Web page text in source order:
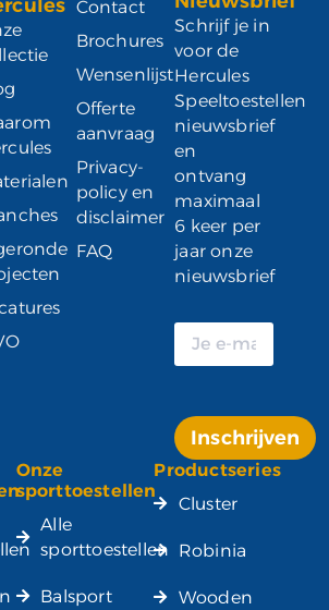
Contact
Brochures
Wensenlijst
Offerte
aanvraag
Privacy-
policy en
disclaimer
FAQ
Schrijf je in
voor de
Hercules
Speeltoestellen
nieuwsbrief
en
ontvang
maximaal
6 keer per
jaar onze
nieuwsbrief
Inschrijven
Alternative:
Onze
sporttoestellen
Alle
sporttoestellen
Balsport
Productseries
Cluster
Robinia
Wooden